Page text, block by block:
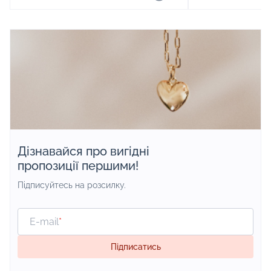
Дізнавайся про вигідні
пропозиції першими!
Підписуйтесь на розсилку.
E-mail*
Підписатись